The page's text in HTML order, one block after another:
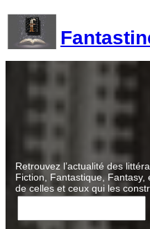
contenu
Retrouvez l’actualité des
Fiction, Fantastique,
de celles et ceux qui les
R
c